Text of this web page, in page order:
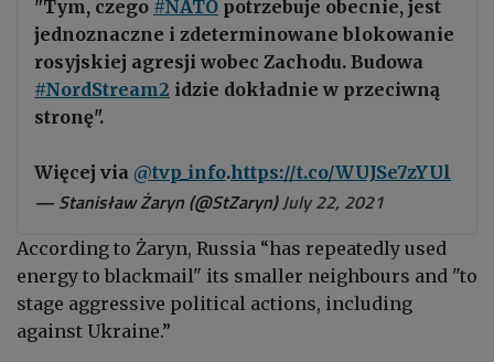
"Tym, czego #NATO potrzebuje obecnie, jest
jednoznaczne i zdeterminowane blokowanie
rosyjskiej agresji wobec Zachodu. Budowa
#NordStream2 idzie dokładnie w przeciwną
stronę".
Więcej via @tvp_info.https://t.co/WUJSe7zYUl
— Stanisław Żaryn (@StZaryn)July 22, 2021
According to Żaryn, Russia “has repeatedly used
energy to blackmail" its smaller neighbours and "to
stage aggressive political actions, including
against Ukraine.”